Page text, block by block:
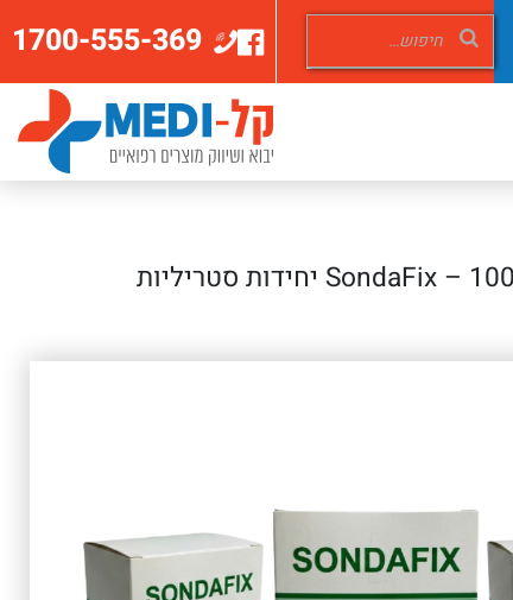
1700-555-369